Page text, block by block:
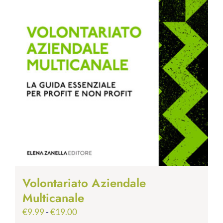
Volontariato Aziendale
Multicanale
€9.99-€19.00Fascia